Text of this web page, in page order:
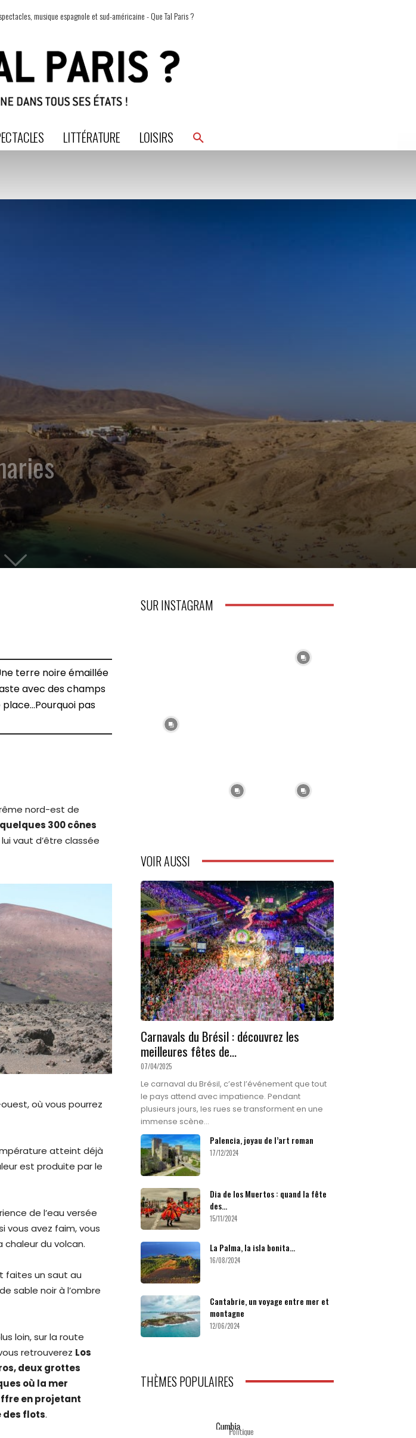
musique espagnole et sud-américaine - Que Tal Paris ?
LITTÉRATURE LOISIRS
terre noire émaillée
avec des champs
pas
nord-est de
300 cônes
vaut d’être classée
où vous pourrez
atteint déjà
est produite par le
de l’eau versée
vous avez faim, vous
du volcan.
faites un saut au
sable noir à l’ombre
loin, sur la route
retrouverez Los
deux grottes
où la mer
en projetant
des flots.
SUR INSTAGRAM
VOIR AUSSI
Carnavals du Brésil : découvrez les
meilleures fêtes de...
07/04/2025
Le carnaval du Brésil, c’est l’événement que tout
le pays attend avec impatience. Pendant
plusieurs jours, les rues se transforment en une
immense scène...
Palencia, joyau de l’art roman
17/12/2024
Dia de los Muertos : quand la fête
des...
15/11/2024
La Palma, la isla bonita…
16/08/2024
Cantabrie, un voyage entre mer et
montagne
12/06/2024
THÈMES POPULAIRES